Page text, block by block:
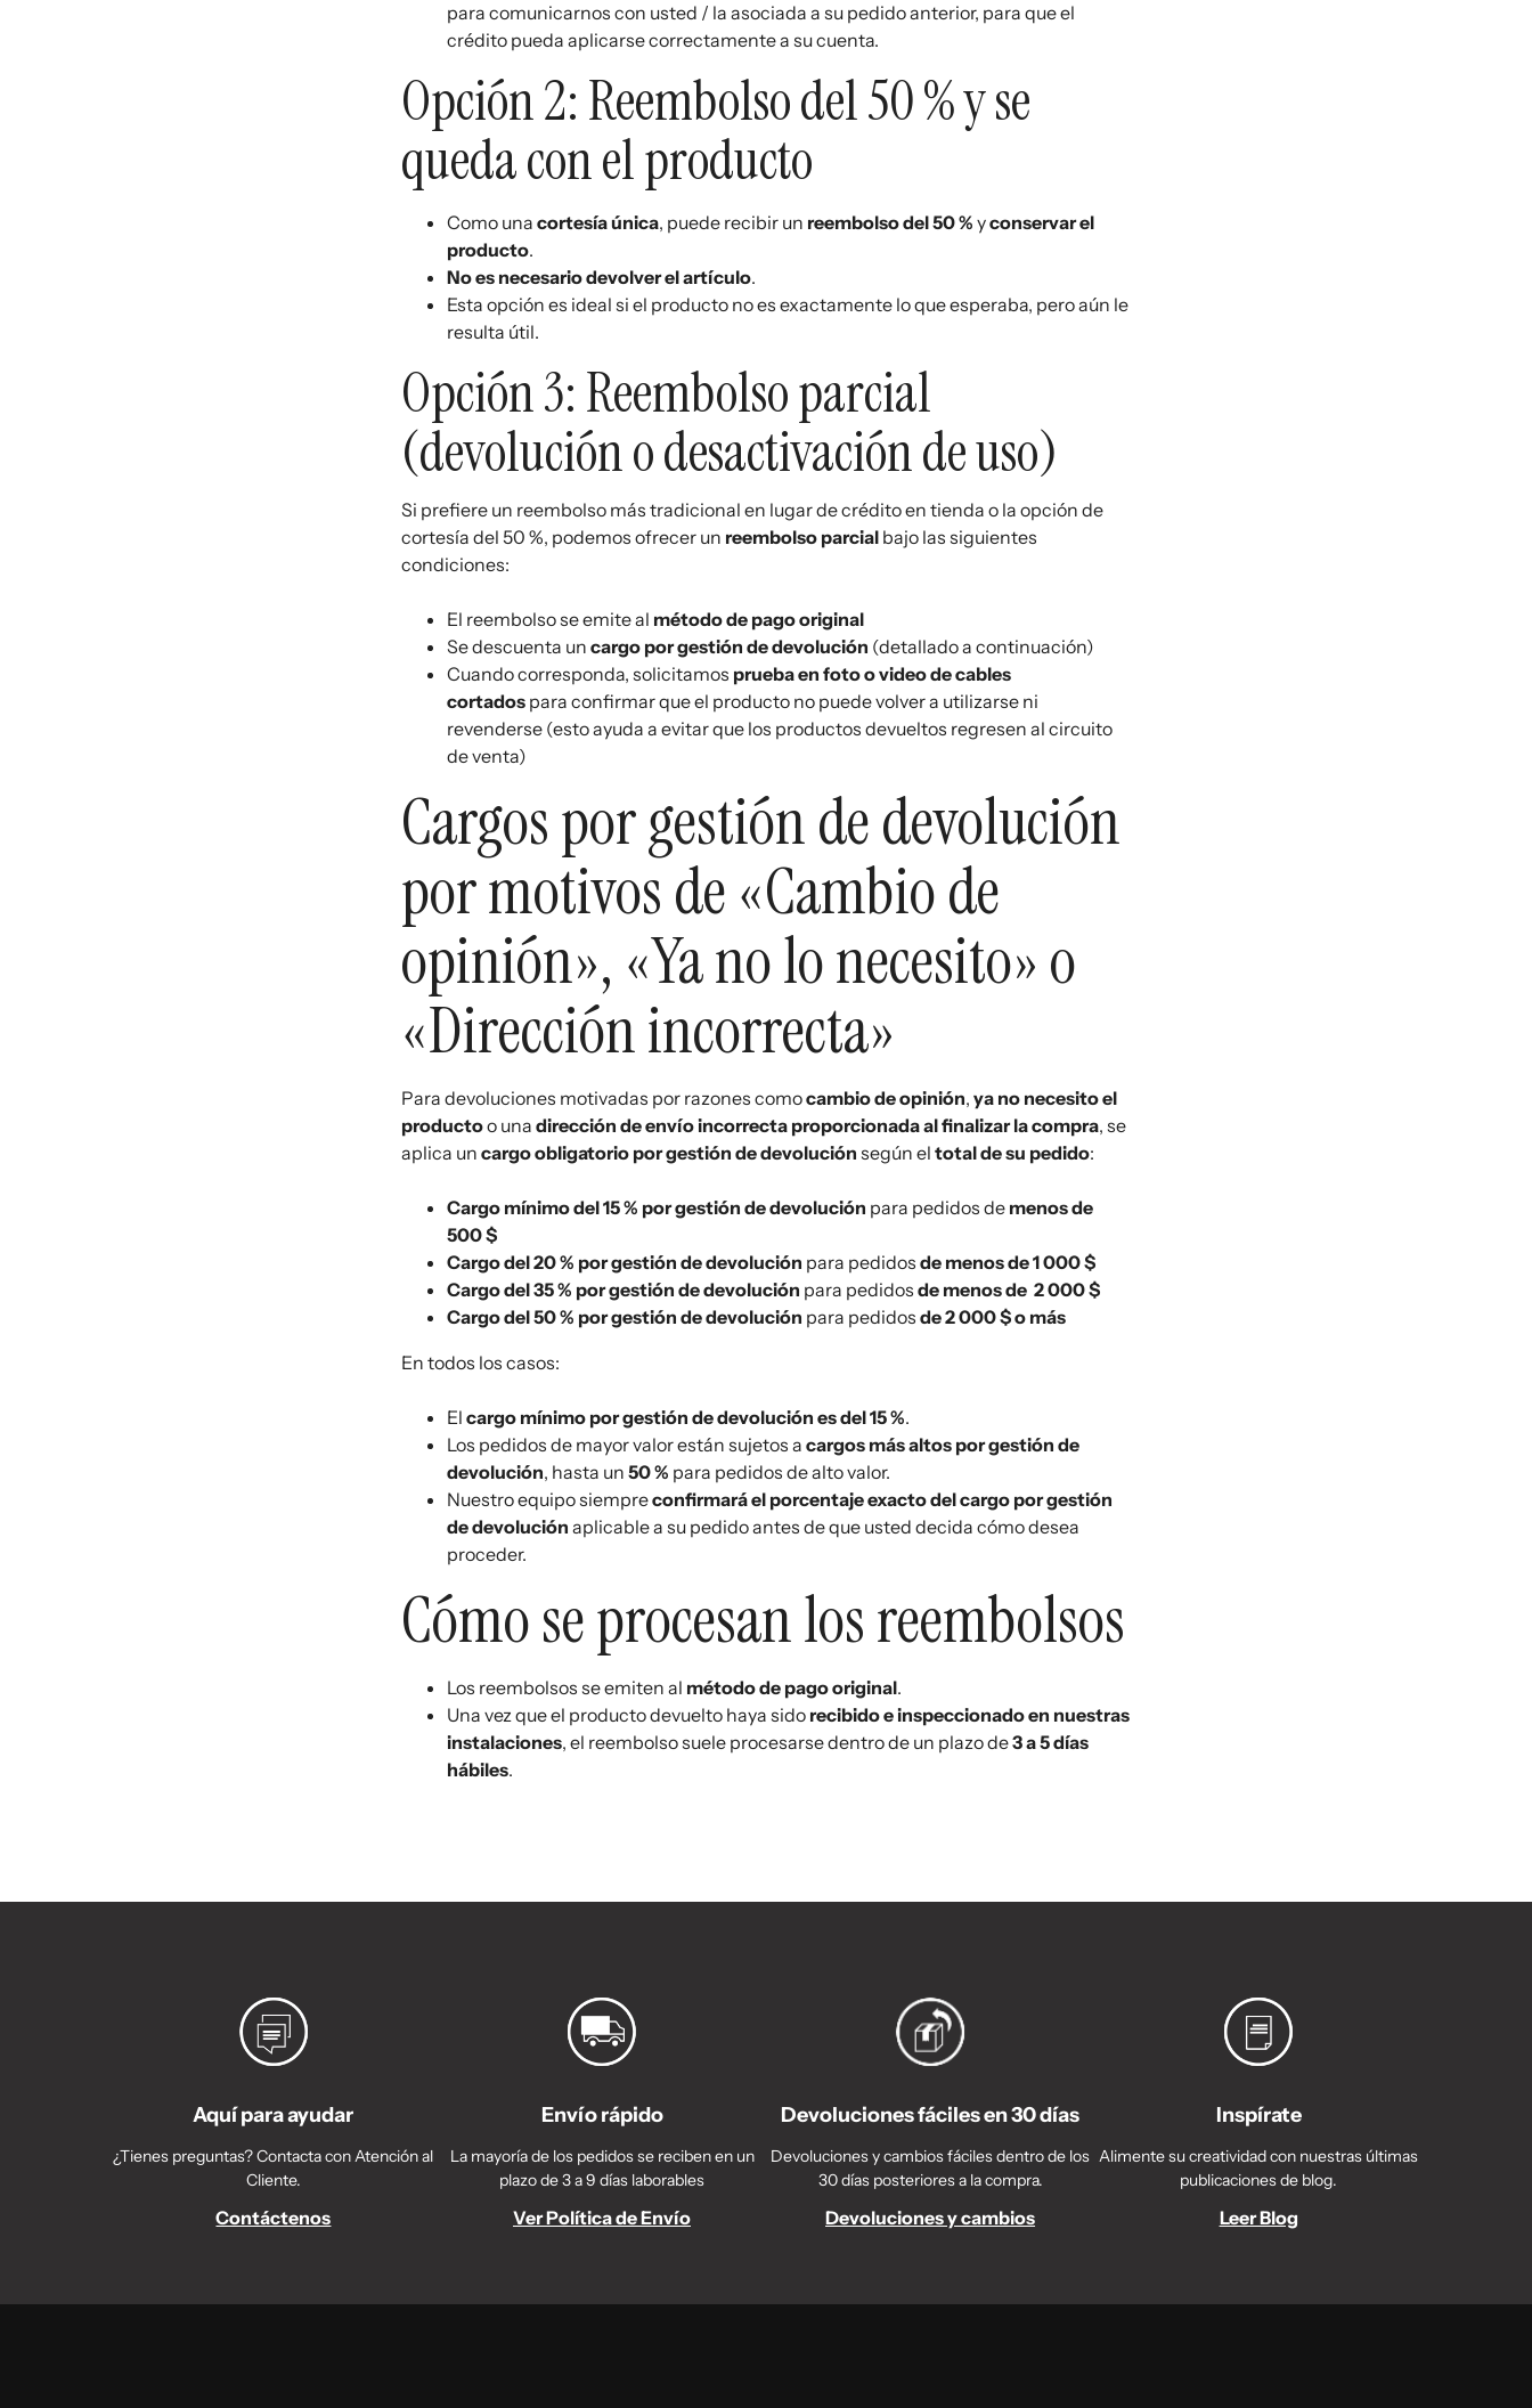
para comunicarnos con usted / la asociada a su pedido anterior, para que el
crédito pueda aplicarse correctamente a su cuenta.
Opción 2: Reembolso del 50 % y se
queda con el producto
Como una cortesía única, puede recibir un reembolso del 50 % yconservar el
producto.
No es necesario devolver el artículo.
Esta opción es ideal si el producto no es exactamente lo que esperaba, pero aún le
resulta útil.
Opción 3: Reembolso parcial
(devolución o desactivación de uso)
Si prefiere un reembolso más tradicional en lugar de crédito en tienda o la opción de
cortesía del 50 %, podemos ofrecer un reembolso parcial bajo las siguientes
condiciones:
El reembolso se emite al método de pago original
Se descuenta un cargo por gestión de devolución (detallado a continuación)
Cuando corresponda, solicitamos prueba en foto o video de cables
cortados para confirmar que el producto no puede volver a utilizarse ni
revenderse (esto ayuda a evitar que los productos devueltos regresen al circuito
de venta)
Cargos por gestión de devolución
por motivos de «Cambio de
opinión», «Ya no lo necesito» o
«Dirección incorrecta»
Para devoluciones motivadas por razones comocambio de opinión, ya no necesito el
productoo una dirección de envío incorrecta proporcionada al finalizar la compra, se
aplica un cargo obligatorio por gestión de devolución según el total de su pedido:
Cargo mínimo del 15 % por gestión de devolución para pedidos de menos de
500 $
Cargo del 20 % por gestión de devolución para pedidos de menos de1 000 $
Cargo del 35 % por gestión de devolución para pedidos de menos de 2 000 $
Cargo del 50 % por gestión de devolución para pedidos de 2000 $ o más
En todos los casos:
El cargo mínimo por gestión de devolución es del 15 %.
Los pedidos de mayor valor están sujetos a cargos más altos por gestión de
devolución, hasta un 50 % para pedidos de alto valor.
Nuestro equipo siempreconfirmará el porcentaje exacto del cargo por gestión
de devolución aplicable a su pedido antes de que usted decida cómo desea
proceder.
Cómo se procesan los reembolsos
Los reembolsos se emiten al método de pago original.
Una vez que el producto devuelto haya sido recibido e inspeccionado en nuestras
instalaciones, el reembolso suele procesarse dentro de un plazo de3 a 5 días
hábiles.
Aquí para ayudar
¿Tienes preguntas? Contacta con Atención al
Cliente.
Contáctenos
Envío rápido
La mayoría de los pedidos se reciben en un
plazo de 3 a 9 días laborables
Ver Política de Envío
Devoluciones fáciles en 30 días
Devoluciones y cambios fáciles dentro de los
30 días posteriores a la compra.
Devoluciones y cambios
Inspírate
Alimente su creatividad con nuestras últimas
publicaciones de blog.
Leer Blog